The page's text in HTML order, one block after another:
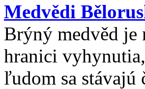
Medvědi
Brýný medvěd je
hranici vyhynutia,
ľudom sa